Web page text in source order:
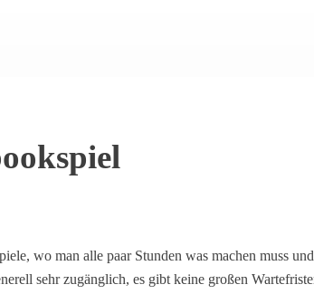
wo man alle paar Stunden was machen muss
sehr zugänglich, es gibt keine großen